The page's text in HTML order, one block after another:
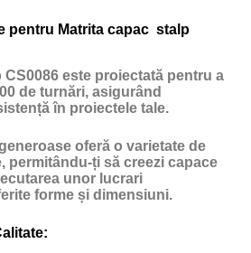
pentru Matrita capac stalp
CS0086 este proiectată pentru a
de turnări, asigurând
în proiectele tale.
oferă o varietate de
permitându-ți să creezi capace
unor lucrari
forme și dimensiuni.